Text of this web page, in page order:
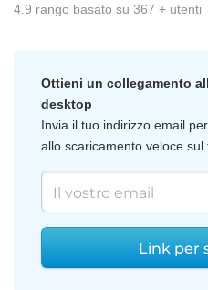
4.9 rango basato su 367 + utenti
Ottieni un collegamento
desktop
Invia il tuo indirizzo email
allo scaricamento veloce
Link per